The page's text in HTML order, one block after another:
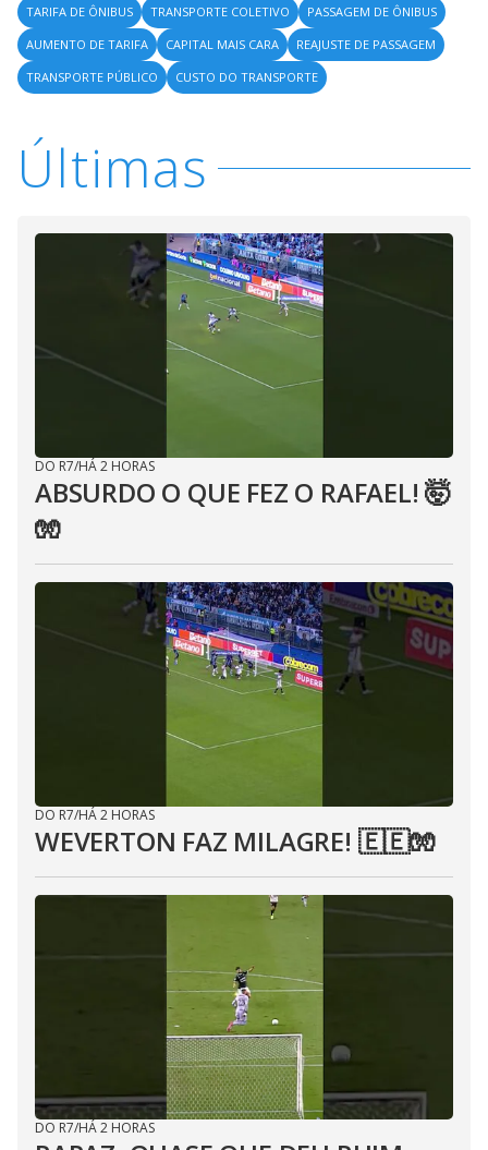
TARIFA DE ÔNIBUS
TRANSPORTE COLETIVO
PASSAGEM DE ÔNIBUS
AUMENTO DE TARIFA
CAPITAL MAIS CARA
REAJUSTE DE PASSAGEM
TRANSPORTE PÚBLICO
CUSTO DO TRANSPORTE
Últimas
DO R7/HÁ 2 HORAS
ABSURDO O QUE FEZ O RAFAEL! 🤯
🧤
DO R7/HÁ 2 HORAS
WEVERTON FAZ MILAGRE! 🇪🇪🧤
DO R7/HÁ 2 HORAS